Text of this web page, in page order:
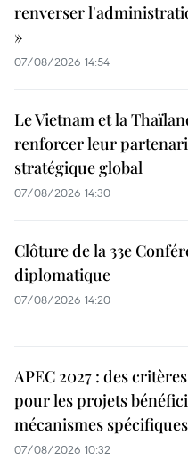
renverser
»
07/08/2026 14:54
Le Vietnam et la
renforcer leur
stratégique global
07/08/2026 14:30
Clôture de la 33e
diplomatique
07/08/2026 14:20
APEC 2027 : des
pour les projets
mécanismes spécifiques
07/08/2026 10:32